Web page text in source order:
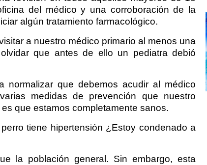
del médico y una corroboración de la
algún tratamiento farmacológico.
a nuestro médico primario al menos una
que antes de ello un pediatra debió
normalizar que debemos acudir al médico
medidas de prevención que nuestro
que estamos completamente sanos.
tiene hipertensión ¿Estoy condenado a
la población general. Sin embargo, esta